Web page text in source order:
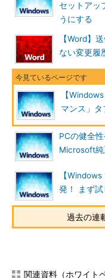
タスクマネージャーの「パフ
ろ
ウィンドウ幅を縮めて
ックできないので注意
イコンをクリックする
させる必要がある。
左端メニュー一覧のす
ク」「Wi-Fi」「イーサ
スの見出しがある（こ
次の「要約ビュー」
セットアッ
うにする
【Word】
ない変更履
【
マンス」
PCの健全
Microsoft純
【
発！ まず試
過去の連
関連資料（ホワイト